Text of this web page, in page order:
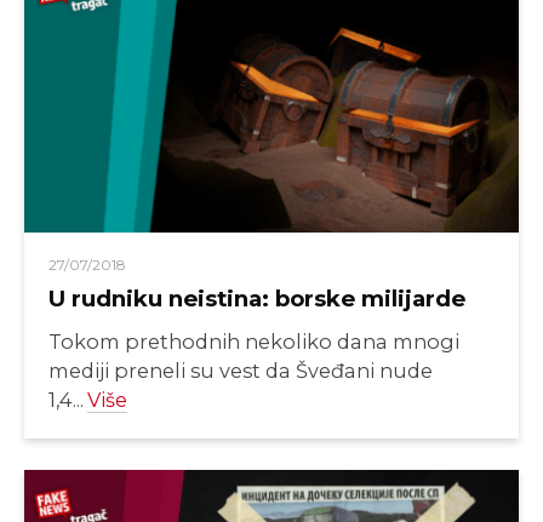
PRIJAVI LAŽNU VEST!
27/07/2018
U rudniku neistina: borske milijarde
Tokom prethodnih nekoliko dana mnogi
mediji preneli su vest da Šveđani nude
1,4... Više